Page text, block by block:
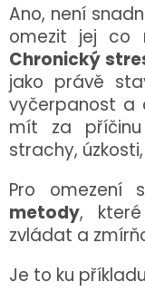
Ano, není
omezit jej co
Chronický
jako právě
vyčerpanost a
mít za příčinu
strachy,
Pro omezení
metody,
zvládat a
Je to ku